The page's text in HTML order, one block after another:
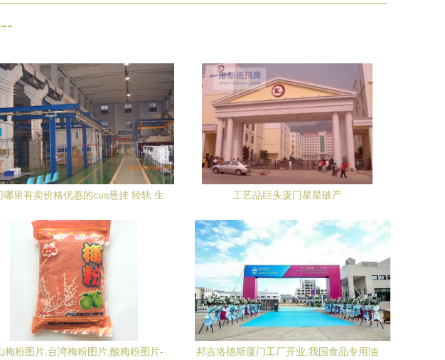
哪里有卖价格优惠的cus悬挂 轻轨 生
里有卖价格优惠的cus悬挂 轻轨 生产
线 悬挂轻轨生产流水线代理加盟生产
厂家
工艺品巨头厦门星星破产
梅粉图片,台湾梅粉图片,酸梅粉图片-
邦吉洛德斯厦门工厂开业,我国食品专用油